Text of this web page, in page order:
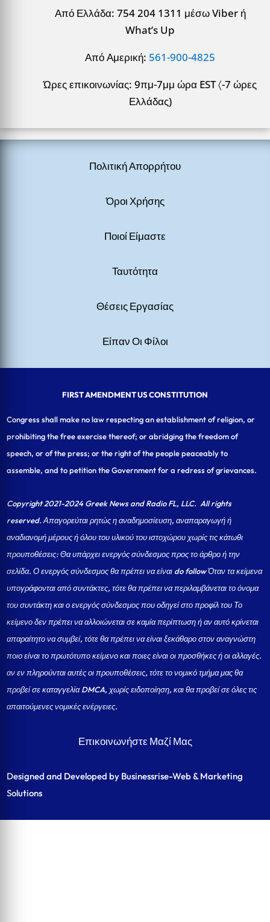
Από Ελλάδα: 754 204 1311 μέσω Viber ή
What’s Up
Από Αμερική: 561-900-4825
Ώρες επικοινωνίας: 9πμ-7μμ ώρα EST 〈-7 ώρες
Ελλάδας)
Πολιτική Απορρήτου
Όροι Χρήσης
Ποιοί Είμαστε
Ταυτότητα
Θέσεις Εργασίας
Είπαν Οι Φίλοι
FIRST AMENDMENT US CONSTITUTION
Congress shall make no law respecting an establishment of religion, or
prohibiting the free exercise thereof; or abridging the freedom of
speech, or of the press; or the right of the people peaceably to
assemble, and to petition the Government for a redress of grievances.
Copyright 2021-2024 Greek News and Radio FL, LLC. All rights
reserved. Απαγορεύται ρητώς η αναδημοσίευση, αναπαραγωγή ή
αναδιανομή μέρους ή όλου του υλικού του ιστοχώρου χωρίς τις κάτωθι
προυποθέσεις: Θα υπάρχει ενεργός σύνδεσμος προς το άρθρο ή την
σελίδα.Ο ενεργός σύνδεσμος θα πρέπει να είναι do follow Όταν τα κείμενα
υπογράφονται από συντάκτες, τότε θα πρέπει να περιλαμβάνεται το όνομα
του συντάκτη και ο ενεργός σύνδεσμος που οδηγεί στο προφίλ του Το
κείμενο δεν πρέπει να αλλοιώνεται σε καμία περίπτωση ή αν αυτό κρίνεται
απαραίτητο να συμβεί, τότε θα πρέπει να είναι ξεκάθαρο στον αναγνώστη
ποιο είναι το πρωτότυπο κείμενο και ποιες είναι οι προσθήκες ή οι αλλαγές.
αν εν πληρούνται αυτές οι προυποθέσεις, τότε το νομικό τμήμα μας θα
προβεί σε καταγγελία DMCA, χωρίς ειδοποίηση, και θα προβεί σε όλες τις
απαιτούμενες νομικές ενέργειες.
Επικοινωνήστε Μαζί Μας
Designed and Developed by Businessrise-Web & Marketing
Solutions